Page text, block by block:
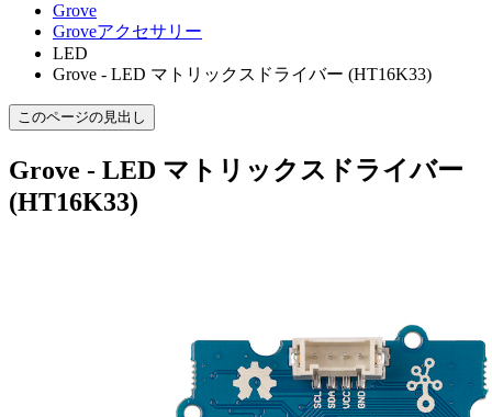
Grove
Groveアクセサリー
LED
Grove - LED マトリックスドライバー (HT16K33)
このページの見出し
Grove - LED マトリックスドライバー
(HT16K33)